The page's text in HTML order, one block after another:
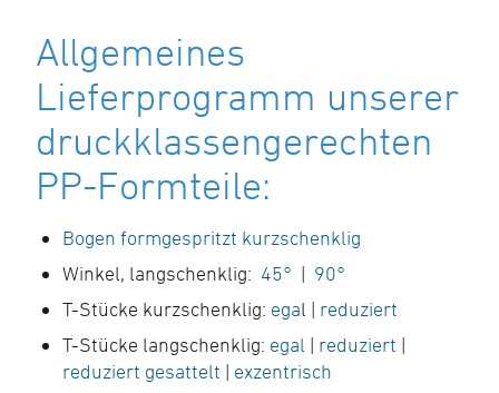
Allgemeines
Lieferprogramm unserer
druckklassengerechten
PP-Formteile:
Bogen formgespritzt kurzschenklig
Winkel, langschenklig: 45° | 90°
T-Stücke kurzschenklig: egal | reduziert
T-Stücke langschenklig: egal | reduziert |
reduziert gesattelt | exzentrisch